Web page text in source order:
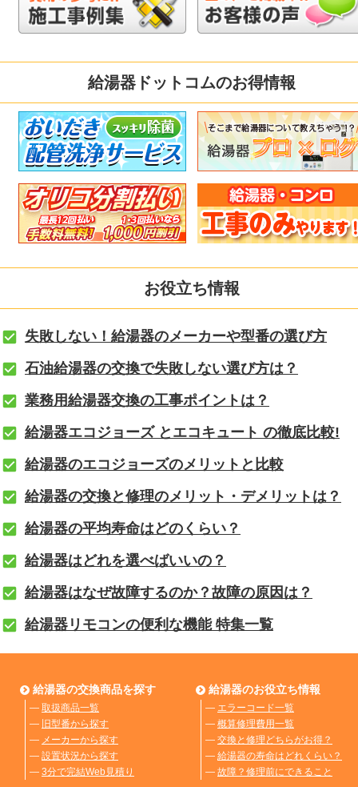
給湯器ドットコムのお得情報
お役立ち情報
失敗しない！給湯器のメーカーや型番の選び方
石油給湯器の交換で失敗しない選び方は？
業務用給湯器交換の工事ポイントは？
給湯器エコジョーズ とエコキュート の徹底比較!
給湯器のエコジョーズのメリットと比較
給湯器の交換と修理のメリット・デメリットは？
給湯器の平均寿命はどのくらい？
給湯器はどれを選べばいいの？
給湯器はなぜ故障するのか？故障の原因は？
給湯器リモコンの便利な機能 特集一覧
給湯器の交換商品を探す
― 取扱商品一覧
― 旧型番から探す
― メーカーから探す
― 設置状況から探す
― 3分で完結Web見積り
給湯器のお役立ち情報
― エラーコード一覧
― 概算修理費用一覧
― 交換と修理どちらがお得？
― 給湯器の寿命はどれくらい？
― 故障？修理前にできること